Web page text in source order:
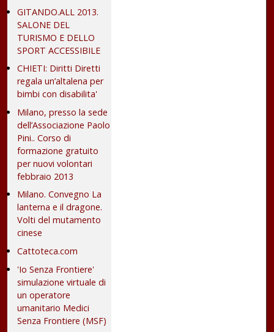
GITANDO.ALL 2013.
SALONE DEL
TURISMO E DELLO
SPORT ACCESSIBILE
CHIETI: Diritti Diretti
regala un’altalena per
bimbi con disabilita'
Milano, presso la sede
dell’Associazione Paolo
Pini.. Corso di
formazione gratuito
per nuovi volontari
febbraio 2013
Milano. Convegno La
lanterna e il dragone.
Volti del mutamento
cinese
Cattoteca.com
'Io Senza Frontiere'
simulazione virtuale di
un operatore
umanitario Medici
Senza Frontiere (MSF)